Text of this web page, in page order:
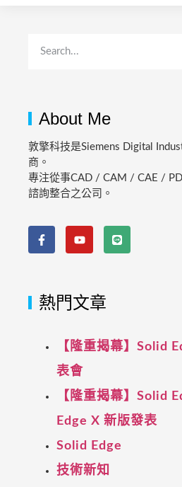
About Me
敦擎科技是Siemens Digital
商。
專注從事CAD / CAM / CAE /
諮詢整合之公司。
熱門文章
【隆重揭幕】Solid
表會
【隆重揭幕】Solid
Edge X 新版發表
Solid Edge
技術新知